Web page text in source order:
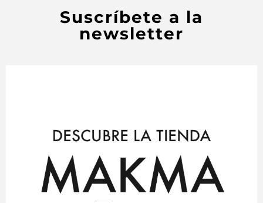
Suscríbete a la
newsletter